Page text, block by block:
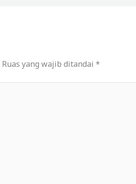
Ruas yang wajib ditandai *